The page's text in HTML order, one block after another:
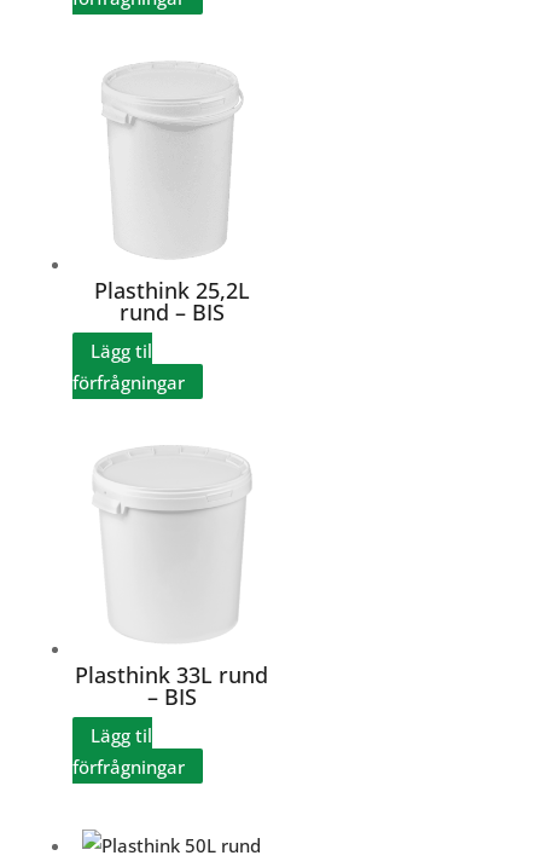
Plasthink 25,2L
rund – BIS
Lägg til
förfrågningar
Plasthink 33L rund
– BIS
Lägg til
förfrågningar